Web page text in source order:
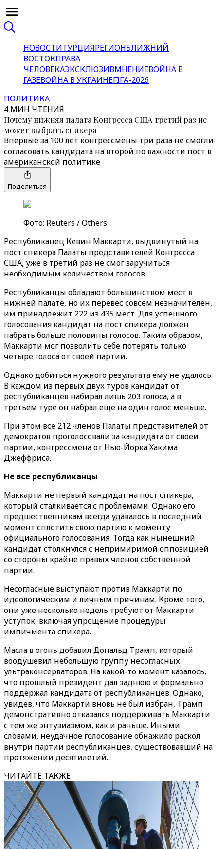
НОВОСТИТУРЦИЯРЕГИОНБЛИЖНИЙ
ВОСТОКПРАВА
ЧЕЛОВЕКАЭКСКЛЮЗИВМНЕНИЕВОЙНА В
ГАЗЕВОЙНА В УКРАИНЕFIFA-2026
ПОЛИТИКА
4 МИН ЧТЕНИЯ
Почему нижняя палата Конгресса США третий раз не
может выбрать спикера
Впервые за 100 лет конгрессмены три раза не смогли
согласовать кандидата на второй по важности пост в
американской политике
Поделиться
Фото: Reuters / Others
Республиканец Кевин Маккарти, выдвинутый на
пост спикера Палаты представителей Конгресса
США, уже в третий раз не смог заручиться
необходимым количеством голосов.
Республиканцы обладают большинством мест в
нижней палате, но их перевес совсем незначителен,
им принадлежит 222 из 435 мест. Для успешного
голосования кандидат на пост спикера должен
набрать больше половины голосов. Таким образом,
Маккарти мог позволить себе потерять только
четыре голоса от своей партии.
Однако добиться нужного результата ему не удалось.
В каждом из первых двух туров кандидат от
республиканцев набирал лишь 203 голоса, а в
третьем туре он набрал еще на один голос меньше.
При этом все 212 членов Палаты представителей от
демократов проголосовали за кандидата от своей
партии, конгрессмена от Нью-Йорка Хакима
Джеффриса.
Не все республиканцы
Маккарти не первый кандидат на пост спикера,
который сталкивается с проблемами. Однако его
предшественникам всегда удавалось в последний
момент сплотить свою партию к моменту
официального голосования. Тогда как нынешний
кандидат столкнулся с непримиримой оппозицией
со стороны крайне правых членов собственной
партии.
Несогласные выступают против Маккарти по
идеологическим и личным причинам. Кроме того,
они уже несколько недель требуют от Маккарти
уступок, включая упрощение процедуры
импичмента спикера.
Масла в огонь добавил Дональд Трамп, который
воодушевил небольшую группу несогласных
ультраконсерваторов. На какой-то момент казалось,
что прошлый президент дал заднюю и формально
поддержал кандидата от республиканцев. Однако,
увидев, что Маккарти вновь не был избран, Трамп
демонстративно отказался поддерживать Маккарти
с тем же энтузиазмом, как и раньше. Иными
словами, неудачное голосование обнажило раскол
внутри партии республиканцев, существовавший на
протяжении десятилетий.
ЧИТАЙТЕ ТАКЖЕ